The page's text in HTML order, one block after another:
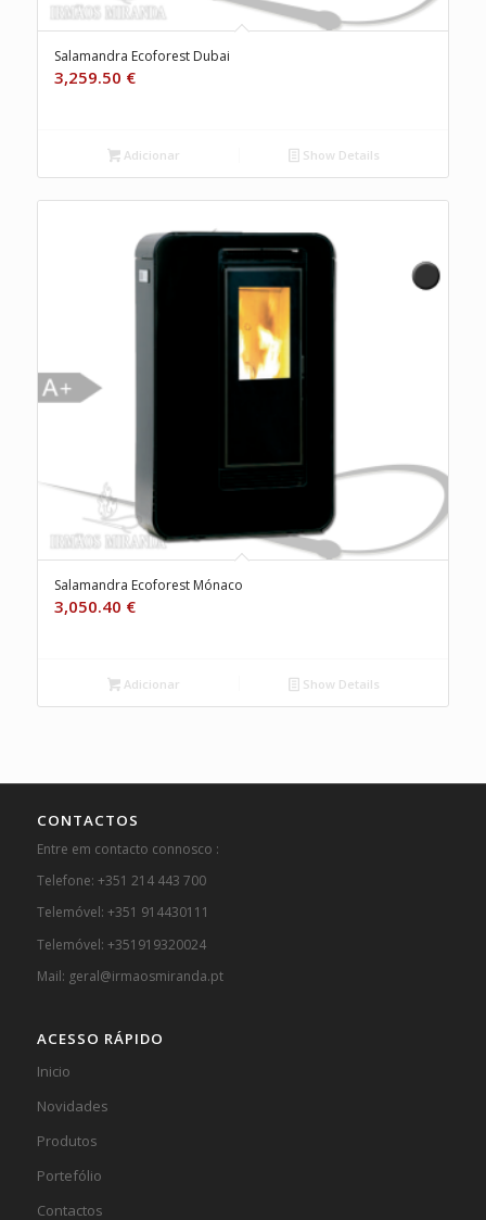
Salamandra Ecoforest Dubai
3,259.50 €
Adicionar Show Details
Salamandra Ecoforest Mónaco
3,050.40 €
Adicionar Show Details
CONTACTOS
Entre em contacto connosco :
Telefone: +351 214 443 700
Telemóvel: +351 914430111
Telemóvel: +351919320024
Mail: geral@irmaosmiranda.pt
ACESSO RÁPIDO
Inicio
Novidades
Produtos
Portefólio
Contactos